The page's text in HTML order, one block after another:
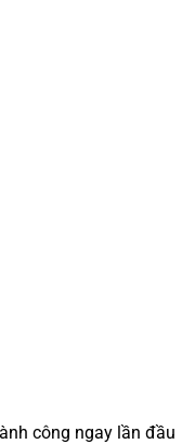
công ngay lần đầu